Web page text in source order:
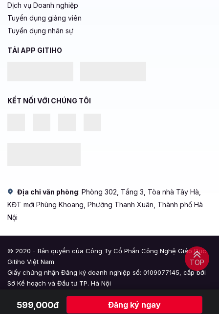
599,000đ Đăng ký ngay
TOP
Dịch vụ Doanh nghiệp
Tuyển dụng giảng viên
Tuyển dụng nhân sự
TẢI APP GITIHO
KẾT NỐI VỚI CHÚNG TÔI
Địa chỉ văn phòng: Phòng 302, Tầng 3, Tòa nhà Tây Hà,
KĐT mới Phùng Khoang, Phường Thanh Xuân, Thành phố Hà
Nội
© 2020 - Bản quyền của Công Ty Cổ Phần Công Nghệ Giáo Dục
Gitiho Việt Nam
Giấy chứng nhận Đăng ký doanh nghiệp số: 0109077145, cấp bởi
Sở Kế hoạch và Đầu tư TP. Hà Nội
thông